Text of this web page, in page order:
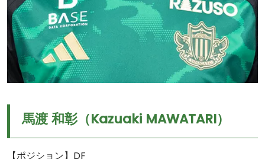
馬渡 和彰（Kazuaki MAWATARI）
【ポジション】DF